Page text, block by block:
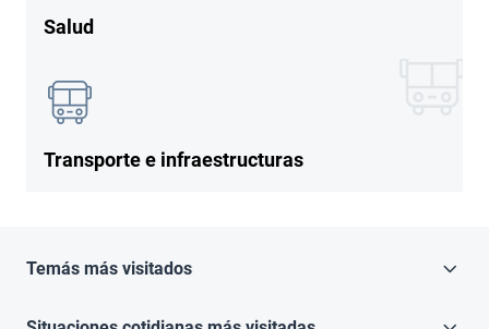
Salud
Imagen
Transporte e infraestructuras
Temás más visitados